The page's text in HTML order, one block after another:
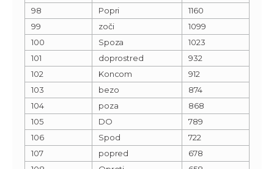
98
Popri
1160
99
zoči
1099
100
Spoza
1023
101
doprostred
932
102
Koncom
912
103
bezo
874
104
poza
868
105
DO
789
106
Spod
722
107
popred
678